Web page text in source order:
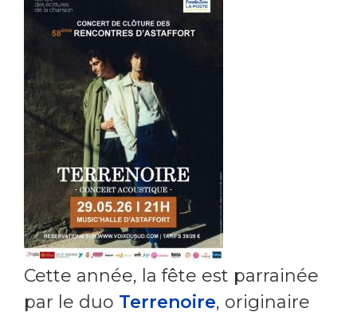
Cette année, la fête est parrainée
par le duo Terrenoire, originaire